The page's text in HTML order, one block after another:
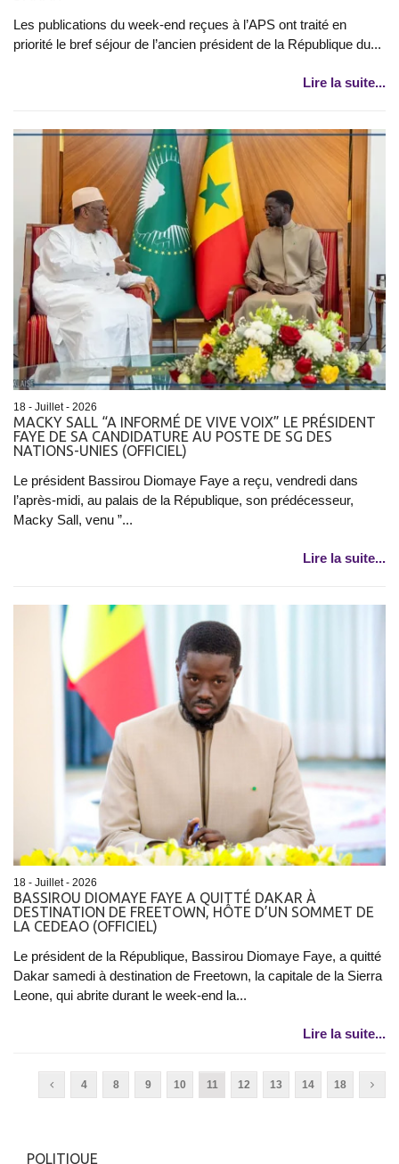
Les publications du week-end reçues à l’APS ont traité en
priorité le bref séjour de l’ancien président de la République du...
Lire la suite...
18 - Juillet - 2026
MACKY SALL “A INFORMÉ DE VIVE VOIX” LE PRÉSIDENT
FAYE DE SA CANDIDATURE AU POSTE DE SG DES
NATIONS-UNIES (OFFICIEL)
Le président Bassirou Diomaye Faye a reçu, vendredi dans
l’après-midi, au palais de la République, son prédécesseur,
Macky Sall, venu ”...
Lire la suite...
18 - Juillet - 2026
BASSIROU DIOMAYE FAYE A QUITTÉ DAKAR À
DESTINATION DE FREETOWN, HÔTE D’UN SOMMET DE
LA CEDEAO (OFFICIEL)
Le président de la République, Bassirou Diomaye Faye, a quitté
Dakar samedi à destination de Freetown, la capitale de la Sierra
Leone, qui abrite durant le week-end la...
Lire la suite...
4 8 9 10 11 12 13 14 18
POLITIQUE